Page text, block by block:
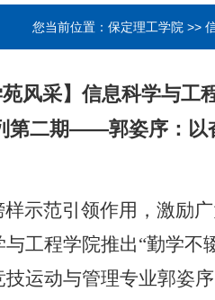
您当前位置： 保定理工学院 >>
苑风采】信息科学与
第二期——郭姿序：以
示范引领作用，激励
工程学院推出“勤学不
运动与管理专业郭姿